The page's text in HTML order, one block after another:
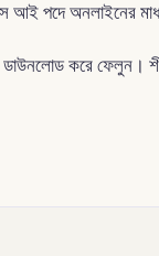
আই পদে অনলাইনের
করে ফেলুন।